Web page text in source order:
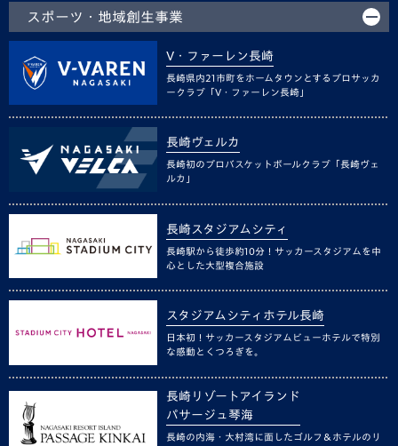
スポーツ・地域創生事業
V・ファーレン長崎
長崎県内21市町をホームタウンとするプロサッカ
ークラブ「V・ファーレン長崎」
長崎ヴェルカ
長崎初のプロバスケットボールクラブ「長崎ヴェ
ルカ」
長崎スタジアムシティ
長崎駅から徒歩約10分！サッカースタジアムを中
心とした大型複合施設
スタジアムシティホテル長崎
日本初！サッカースタジアムビューホテルで特別
な感動とくつろぎを。
長崎リゾートアイランド
パサージュ琴海
長崎の内海・大村湾に面したゴルフ＆ホテルのリ